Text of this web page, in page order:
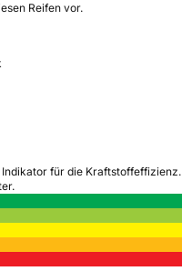
Reifen vor.
für die Kraftstoffeffizienz.